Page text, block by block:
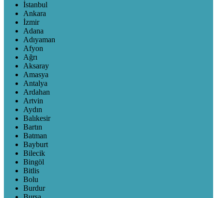
İstanbul
Ankara
İzmir
Adana
Adıyaman
Afyon
Ağrı
Aksaray
Amasya
Antalya
Ardahan
Artvin
Aydın
Balıkesir
Bartın
Batman
Bayburt
Bilecik
Bingöl
Bitlis
Bolu
Burdur